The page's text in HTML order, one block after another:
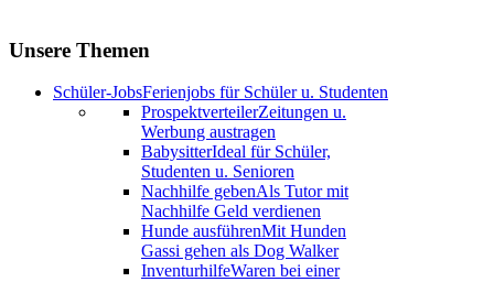
Unsere Themen
Schüler-JobsFerienjobs für Schüler u. Studenten
ProspektverteilerZeitungen u.
Werbung austragen
BabysitterIdeal für Schüler,
Studenten u. Senioren
Nachhilfe gebenAls Tutor mit
Nachhilfe Geld verdienen
Hunde ausführenMit Hunden
Gassi gehen als Dog Walker
InventurhilfeWaren bei einer